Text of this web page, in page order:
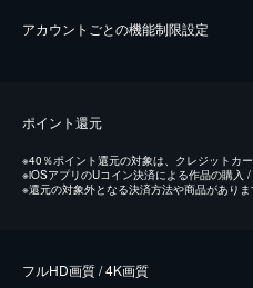
アカウントごとの機能制限設定
ポイント還元
※40％ポイント還元の対象は、クレジットカ
※iOSアプリのUコイン決済による作品の購入
※還元の対象外となる決済方法や商品があり
フルHD画質 / 4K画質